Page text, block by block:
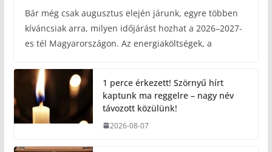
Bár még csak augusztus elején járunk, egyre többen
kíváncsiak arra, milyen időjárást hozhat a 2026–2027-
es tél Magyarországon. Az energiaköltségek, a
1 perce érkezett! Szörnyű hírt
kaptunk ma reggelre – nagy név
távozott közülünk!
2026-08-07